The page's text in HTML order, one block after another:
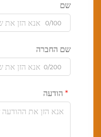
שם
0/100
שם החברה
0/200
הודעה